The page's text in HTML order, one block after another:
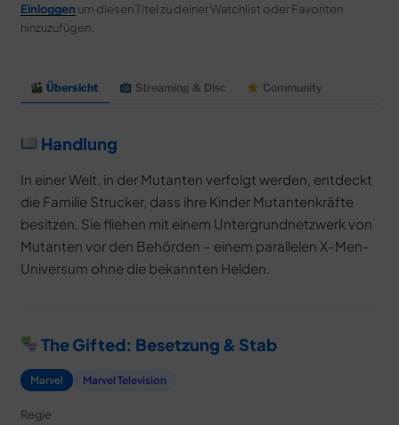
Einloggen um diesen Titel zu deiner Watchlist oder Favoriten
hinzuzufügen.
Übersicht Streaming & Disc Community
Handlung
In einer Welt, in der Mutanten verfolgt werden, entdeckt
die Familie Strucker, dass ihre Kinder Mutantenkräfte
besitzen. Sie fliehen mit einem Untergrundnetzwerk von
Mutanten vor den Behörden – einem parallelen X-Men-
Universum ohne die bekannten Helden.
The Gifted: Besetzung & Stab
Marvel Marvel Television
Regie